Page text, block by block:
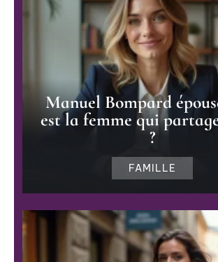
Manuel Bompard
est la femme qui
?
FAMILLE